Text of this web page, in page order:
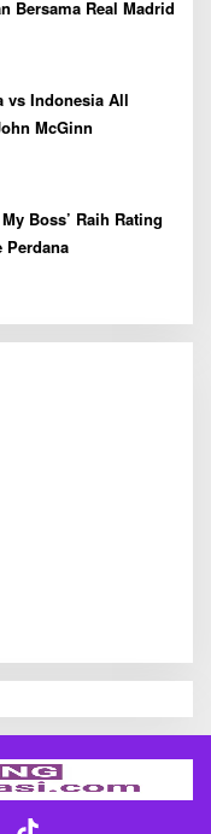
Bersama Real Madrid
vs Indonesia All
McGinn
Boss’ Raih Rating